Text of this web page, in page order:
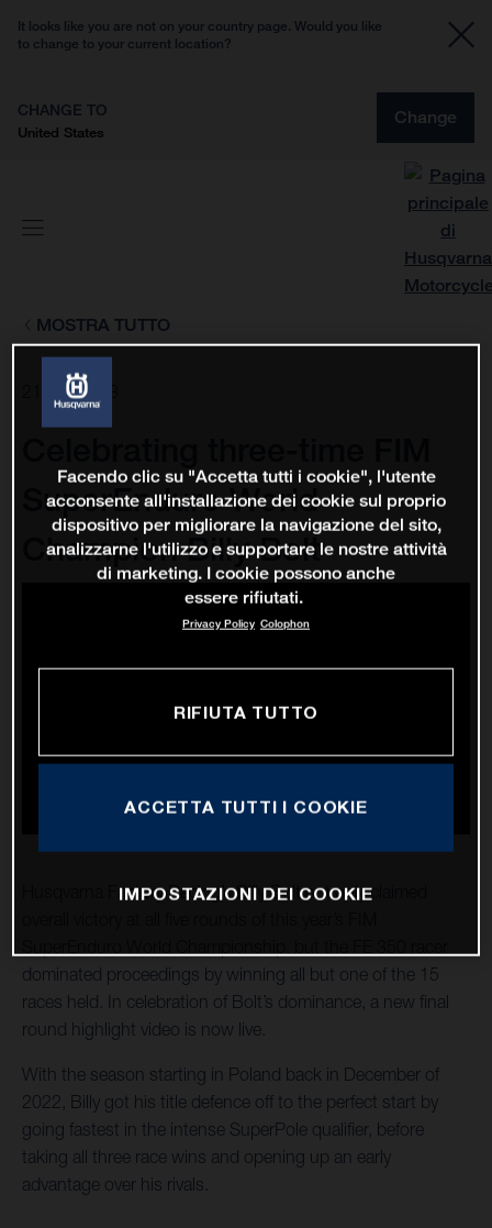
It looks like you are not on your country page. Would you like
to change to your current location?
CHANGE TO
United States
Change
MOSTRA TUTTO
21 mar 2023
SuperEnduro World
Champion Billy Bolt
Husqvarna Factory Racing’s Billy Bolt not only claimed
dominated proceedings by winning all but one of the 15
races held. In celebration of Bolt’s dominance, a new final
round highlight video is now live.
With the season starting in Poland back in December of
2022, Billy got his title defence off to the perfect start by
going fastest in the intense SuperPole qualifier, before
taking all three race wins and opening up an early
advantage over his rivals.
Facendo clic su "Accetta tutti i cookie", l'utente
acconsente all'installazione dei cookie sul proprio
dispositivo per migliorare la navigazione del sito,
analizzarne l'utilizzo e supportare le nostre attività
di marketing. I cookie possono anche
essere rifiutati.
Privacy Policy Colophon
RIFIUTA TUTTO
ACCETTA TUTTI I COOKIE
IMPOSTAZIONI DEI COOKIE